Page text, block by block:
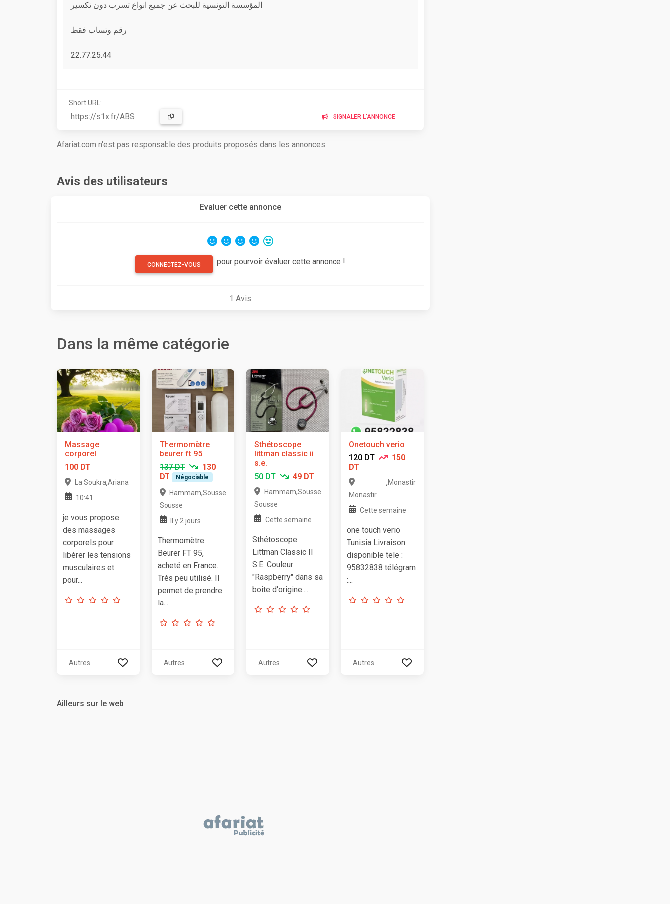
المؤسسة التونسية للبحث عن جميع انواع تسرب دون تكسير
رقم وتساب فقط
22.77.25.44
Short URL:
SIGNALER L'ANNONCE
Afariat.com n'est pas responsable des produits proposés dans les annonces.
Avis des utilisateurs
Evaluer cette annonce
CONNECTEZ-VOUS pour pourvoir évaluer cette annonce !
1 Avis
Dans la même catégorie
Massage
corporel
100 DT
La Soukra,Ariana
10:41
je vous propose
des massages
corporels pour
libérer les tensions
musculaires et
pour...
Autres
Thermomètre
beurer ft 95
137 DT
130
DT
Négociable
Hammam
Sousse
,Sousse
Il y 2 jours
Thermomètre
Beurer FT 95,
acheté en France.
Très peu utilisé. Il
permet de prendre
la...
Autres
Sthétoscope
littman classic ii
s.e.
50 DT
49 DT
Hammam
Sousse
,Sousse
Cette semaine
Sthétoscope
Littman Classic II
S.E. Couleur
"Raspberry" dans sa
boîte d'origine....
Autres
Onetouch verio
120 DT
150
DT
Monastir
,Monastir
Cette semaine
one touch verio
Tunisia Livraison
disponible tele :
95832838 télégram
:...
Autres
Ailleurs sur le web